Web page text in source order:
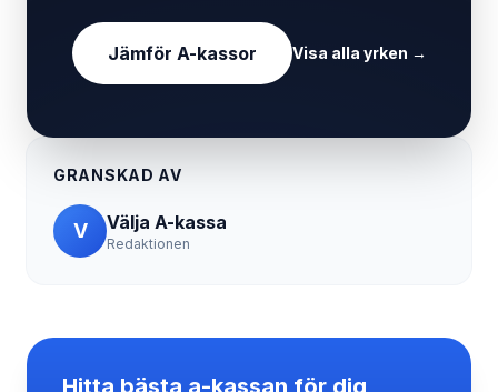
Jämför A-kassor Visa alla yrken →
GRANSKAD AV
V Välja A-kassa
Redaktionen
Hitta bästa a-kassan för dig